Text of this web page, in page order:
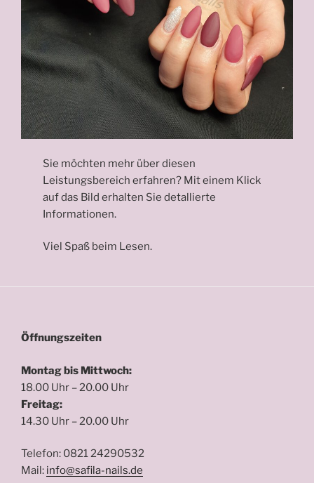
Sie möchten mehr über diesen
Leistungsbereich erfahren? Mit einem Klick
auf das Bild erhalten Sie detallierte
Informationen.
Viel Spaß beim Lesen.
Öffnungszeiten
Montag bis Mittwoch:
18.00 Uhr – 20.00 Uhr
Freitag:
14.30 Uhr – 20.00 Uhr
Telefon: 0821 24290532
Mail: info@safila-nails.de